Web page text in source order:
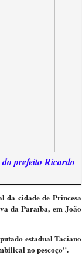
prefeito Ricardo
da cidade de Princesa
da Paraíba, em João
estadual Taciano
no pescoço".